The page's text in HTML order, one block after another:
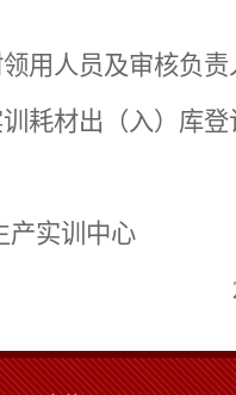
用人员及审核负
耗材出（入）库登
产实训中心